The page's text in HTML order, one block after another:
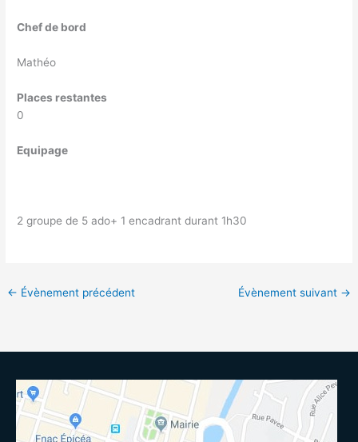
Chef de bord
Mathéo
Places restantes
0
Equipage
2 groupe de 5 ado+ 1 encadrant durant 1h30
← Évènement précédent Évènement suivant →